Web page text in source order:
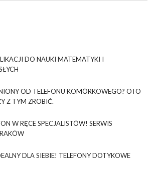
DO NAUKI MATEMATYKI I
OD TELEFONU KOMÓRKOWEGO? OTO
Z TYM ZROBIĆ.
W RĘCE SPECJALISTÓW! SERWIS
DLA SIEBIE! TELEFONY DOTYKOWE